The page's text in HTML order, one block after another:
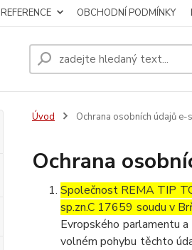
REFERENCE OBCHODNÍ PODMÍNKY
Úvod Ochrana osobních údajů
Ochrana
Společnost REMA TIP
sp.zn.C 17659 soudu v
Evropského parlamentu
volném pohybu těchto